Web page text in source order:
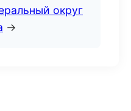
округ
→